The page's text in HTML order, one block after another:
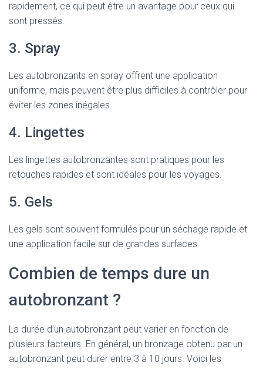
rapidement, ce qui peut être un avantage pour ceux qui
sont pressés.
3. Spray
Les autobronzants en spray offrent une application
uniforme, mais peuvent être plus difficiles à contrôler pour
éviter les zones inégales.
4. Lingettes
Les lingettes autobronzantes sont pratiques pour les
retouches rapides et sont idéales pour les voyages.
5. Gels
Les gels sont souvent formulés pour un séchage rapide et
une application facile sur de grandes surfaces.
Combien de temps dure un
autobronzant ?
La durée d’un autobronzant peut varier en fonction de
plusieurs facteurs. En général, un bronzage obtenu par un
autobronzant peut durer entre 3 à 10 jours. Voici les